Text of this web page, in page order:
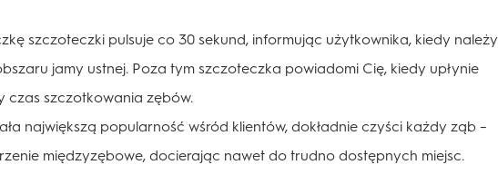
szczoteczki pulsuje co 30 sekund, informując użytkownika, kiedy należy
jamy ustnej. Poza tym szczoteczka powiadomi Cię, kiedy upłynie
czas szczotkowania zębów.
największą popularność wśród klientów, dokładnie czyści każdy ząb –
międzyzębowe, docierając nawet do trudno dostępnych miejsc.